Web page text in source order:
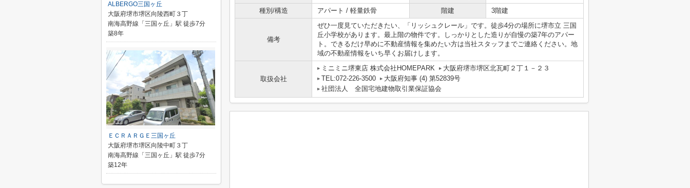
種別/構造
アパート / 軽量鉄骨 階建 3階建
備考
ぜひ一度見ていただきたい、「リッシュクレール」です。徒歩4分の場所に堺市立 三国
丘小学校があります。最上階の物件です。しっかりとした造りが自慢の築7年のアパー
ト。できるだけ早めに不動産情報を集めたい方は当社スタッフまでご連絡ください。地
域の不動産情報をいち早くお届けします。
取扱会社
ミニミニ堺東店 株式会社HOMEPARK
大阪府堺市堺区北瓦町２丁１－２３
TEL:072-226-3500
大阪府知事 (4) 第52839号
社団法人 全国宅地建物取引業保証協会
ALBERGO三国ヶ丘
大阪府堺市堺区向陵西町３丁
南海高野線「三国ヶ丘」駅 徒歩7分
築8年
ＥＣＲＡＲＧＥ三国ヶ丘
大阪府堺市堺区向陵中町３丁
南海高野線「三国ヶ丘」駅 徒歩7分
築12年